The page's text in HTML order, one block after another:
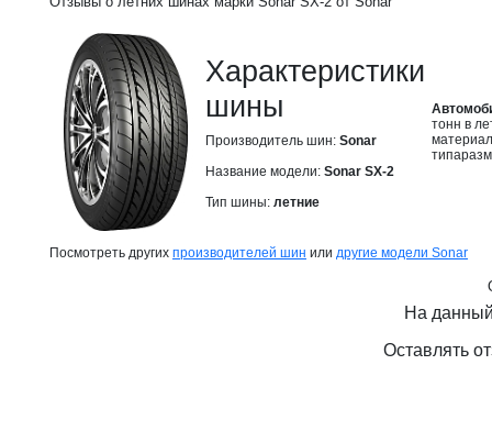
Характеристики
шины
Производитель шин: Sonar
Название модели: Sonar SX-2
Тип шины: летние
тонн в
Посмотреть других производителей шин или другие модели Sonar
На
Оставлять